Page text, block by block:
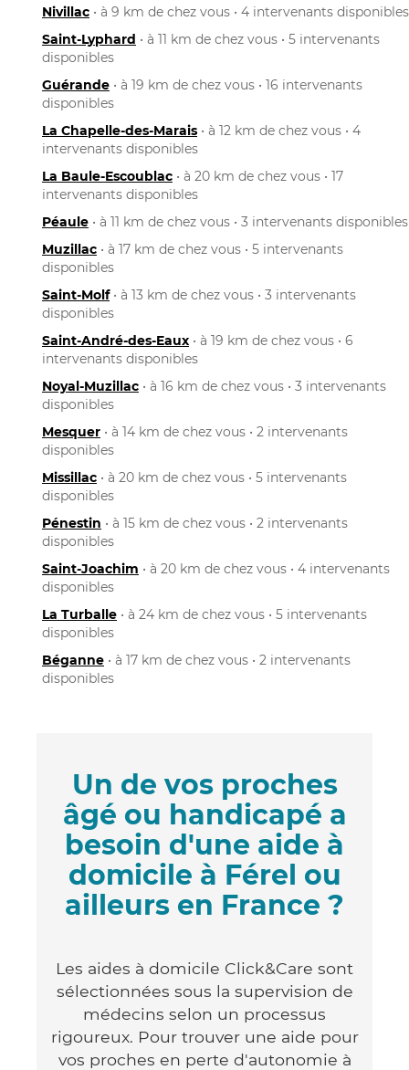
Nivillac • à 9 km de chez vous • 4 intervenants disponibles
Saint-Lyphard • à 11 km de chez vous • 5 intervenants
disponibles
Guérande • à 19 km de chez vous • 16 intervenants
disponibles
La Chapelle-des-Marais • à 12 km de chez vous • 4
intervenants disponibles
La Baule-Escoublac • à 20 km de chez vous • 17
intervenants disponibles
Péaule • à 11 km de chez vous • 3 intervenants disponibles
Muzillac • à 17 km de chez vous • 5 intervenants
disponibles
Saint-Molf• à 13 km de chez vous • 3 intervenants
disponibles
Saint-André-des-Eaux • à 19 km de chez vous • 6
intervenants disponibles
Noyal-Muzillac • à 16 km de chez vous • 3 intervenants
disponibles
Mesquer • à 14 km de chez vous • 2 intervenants
disponibles
Missillac • à 20 km de chez vous • 5 intervenants
disponibles
Pénestin • à 15 km de chez vous • 2 intervenants
disponibles
Saint-Joachim • à 20 km de chez vous • 4 intervenants
disponibles
La Turballe • à 24 km de chez vous • 5 intervenants
disponibles
Béganne • à 17 km de chez vous • 2 intervenants
disponibles
Un de vos proches
âgé ou handicapé a
besoin d'une aide à
domicile à Férel ou
ailleurs en France ?
Les aides à domicile Click&Care sont
sélectionnées sous la supervision de
médecins selon un processus
rigoureux. Pour trouver une aide pour
vos proches en perte d'autonomie à